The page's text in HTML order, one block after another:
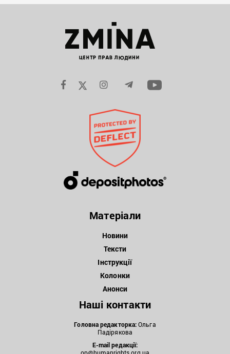
Матеріали
Новини
Тексти
Інструкції
Колонки
Анонси
Наші контакти
Головна редакторка:Ольга
Падірякова
E-mail редакції: